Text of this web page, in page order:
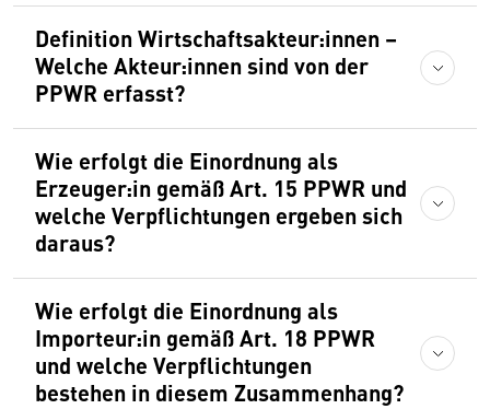
Definition Wirtschaftsakteur:innen –
Welche Akteur:innen sind von der
PPWR erfasst?
Wie erfolgt die Einordnung als
Erzeuger:in gemäß Art. 15 PPWR und
welche Verpflichtungen ergeben sich
daraus?
Wie erfolgt die Einordnung als
Importeur:in gemäß Art. 18 PPWR
und welche Verpflichtungen
bestehen in diesem Zusammenhang?